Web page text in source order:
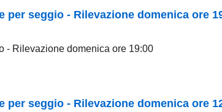
per seggio - Rilevazione domenica ore
- Rilevazione domenica ore 19:00
per seggio - Rilevazione domenica ore